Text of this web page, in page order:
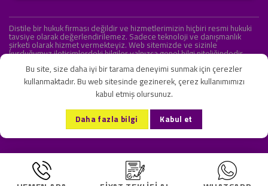
Distile bir hukuk firması değildir ve hizmetlerimizin hiçbiri resmi hukuki
tavsiye olarak değerlendirilemez. Sadece teknoloji ve danışmanlık
şirketi olarak hizmet vermekteyiz. Web sitemizde ve sizinle
kurduğumuz iletişimlerdeki bilgiler yalnızca genel bilgi niteliğindedir.
KVKK ve Gizlilik Sözleşmesi S.S.S. İletişim
Copyright 2026 ©Onlipr Teknoloji ve Ticaret A.Ş.
Bu site, size daha iyi bir tarama deneyimi sunmak için çerezler
kullanmaktadır. Bu web sitesinde gezinerek, çerez kullanımımızı
kabul etmiş olursunuz.
Daha fazla bilgi Kabul et